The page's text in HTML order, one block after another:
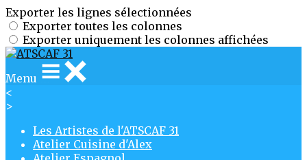
Exporter les lignes sélectionnées
Exporter toutes les colonnes
Exporter uniquement les colonnes affichées
Menu
<
>
Les Artistes de l'ATSCAF 31
Atelier Cuisine d'Alex